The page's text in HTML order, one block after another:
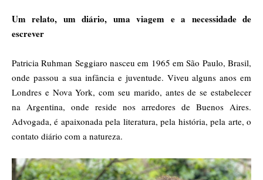
Um relato, um diário, uma viagem e a necessidade de
escrever
Patricia Ruhman Seggiaro nasceu em 1965 em São Paulo, Brasil,
onde passou a sua infância e juventude. Viveu alguns anos em
Londres e Nova York, com seu marido, antes de se estabelecer
na Argentina, onde reside nos arredores de Buenos Aires.
Advogada, é apaixonada pela literatura, pela história, pela arte, o
contato diário com a natureza.